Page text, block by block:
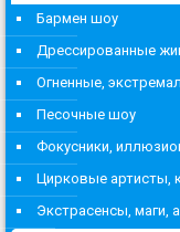
Бармен шоу
Дрессированные
Огненные,
Песочные шоу
Фокусники,
Цирковые артисты,
Экстрасенсы, маги,